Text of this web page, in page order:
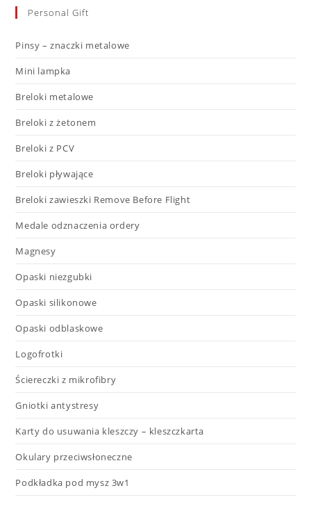
Personal Gift
Pinsy – znaczki metalowe
Mini lampka
Breloki metalowe
Breloki z żetonem
Breloki z PCV
Breloki pływające
Breloki zawieszki Remove Before Flight
Medale odznaczenia ordery
Magnesy
Opaski niezgubki
Opaski silikonowe
Opaski odblaskowe
Logofrotki
Ściereczki z mikrofibry
Gniotki antystresy
Karty do usuwania kleszczy – kleszczkarta
Okulary przeciwsłoneczne
Podkładka pod mysz 3w1